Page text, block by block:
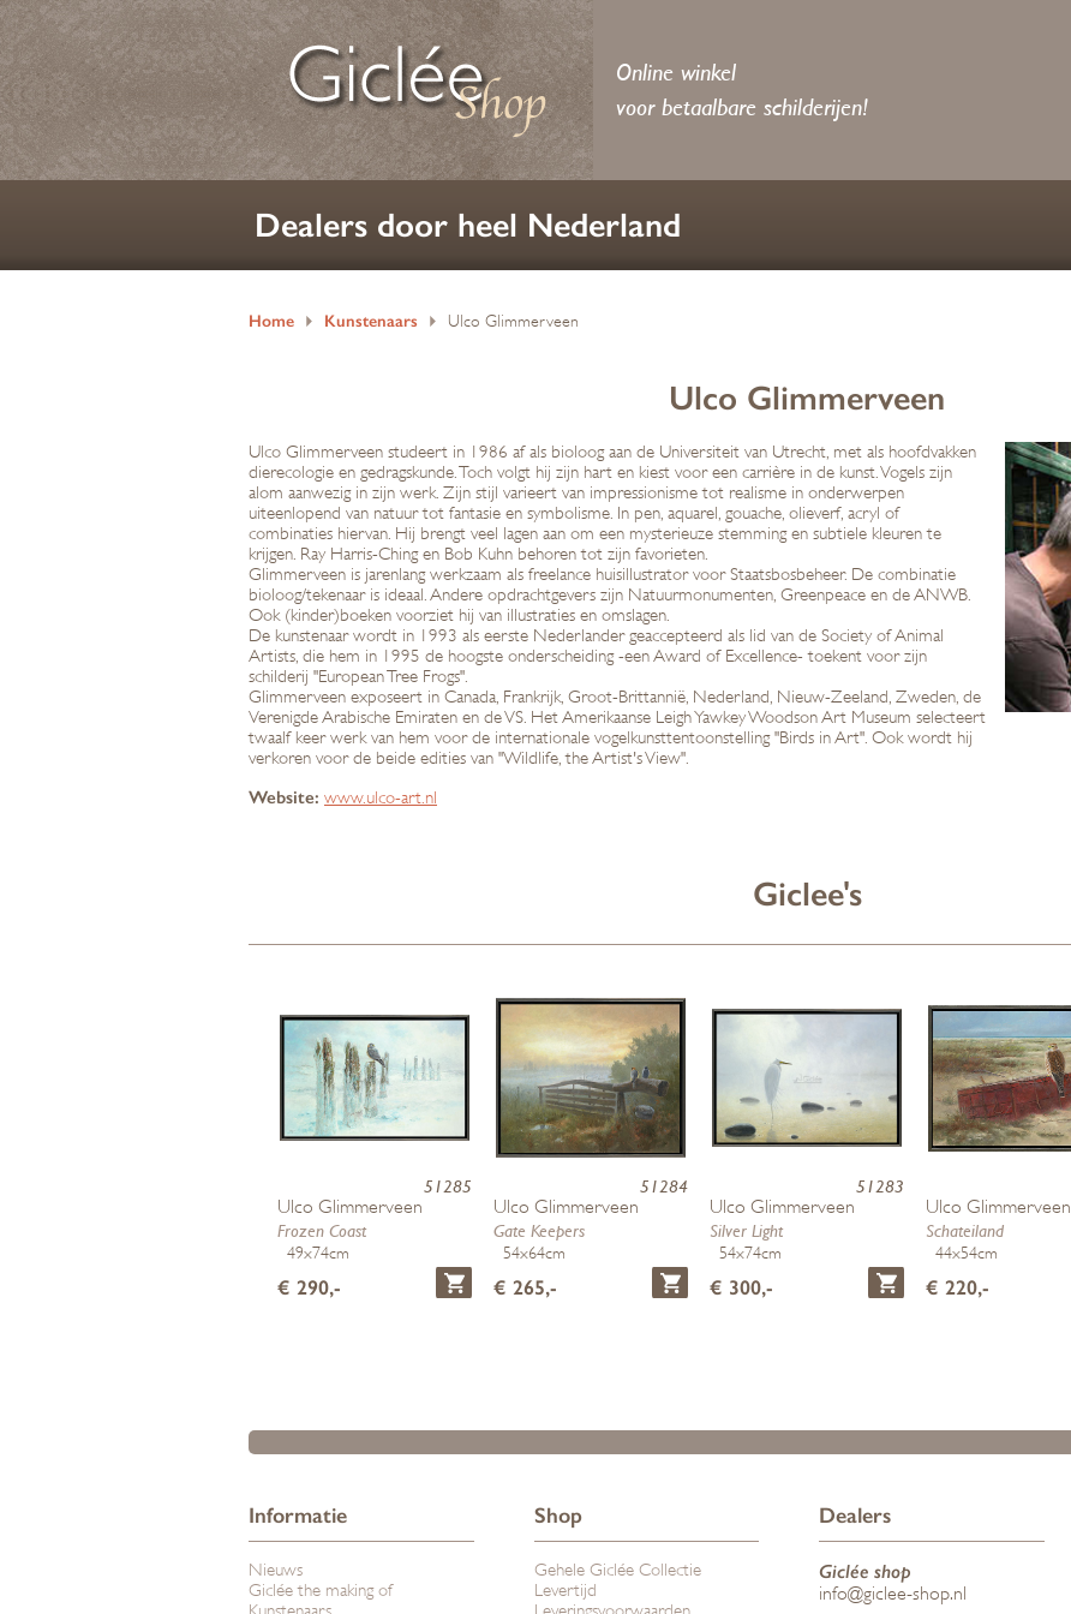
Online winkel
voor betaalbare schilderijen!
Dealers door heel Nederland
Home Kunstenaars Ulco Glimmerveen
Ulco Glimmerveen
Ulco Glimmerveen studeert in 1986 af als bioloog aan de Universiteit van Utrecht, met als hoofdvakken
dierecologie en gedragskunde. Toch volgt hij zijn hart en kiest voor een carrière in de kunst. Vogels zijn
alom aanwezig in zijn werk. Zijn stijl varieert van impressionisme tot realisme in onderwerpen
uiteenlopend van natuur tot fantasie en symbolisme. In pen, aquarel, gouache, olieverf, acryl of
combinaties hiervan. Hij brengt veel lagen aan om een mysterieuze stemming en subtiele kleuren te
krijgen. Ray Harris-Ching en Bob Kuhn behoren tot zijn favorieten.
Glimmerveen is jarenlang werkzaam als freelance huisillustrator voor Staatsbosbeheer. De combinatie
bioloog/tekenaar is ideaal. Andere opdrachtgevers zijn Natuurmonumenten, Greenpeace en de ANWB.
Ook (kinder)boeken voorziet hij van illustraties en omslagen.
De kunstenaar wordt in 1993 als eerste Nederlander geaccepteerd als lid van de Society of Animal
Artists, die hem in 1995 de hoogste onderscheiding -een Award of Excellence- toekent voor zijn
schilderij "European Tree Frogs".
Glimmerveen exposeert in Canada, Frankrijk, Groot-Brittannië, Nederland, Nieuw-Zeeland, Zweden, de
Verenigde Arabische Emiraten en de VS. Het Amerikaanse Leigh Yawkey Woodson Art Museum selecteert
twaalf keer werk van hem voor de internationale vogelkunsttentoonstelling "Birds in Art". Ook wordt hij
verkoren voor de beide edities van "Wildlife, the Artist's View".
Website: www.ulco-art.nl
Giclee's
51285
Ulco Glimmerveen
Frozen Coast
49x74cm
€ 290,-
51284
Ulco Glimmerveen
Gate Keepers
54x64cm
€ 265,-
51283
Ulco Glimmerveen
Silver Light
54x74cm
€ 300,-
Ulco Glimmerveen
Schateiland
44x54cm
€ 220,-
Informatie
Nieuws
Giclée the making of
Shop
Gehele Giclée Collectie
Levertijd
Dealers
Giclée shop
info@giclee-shop.nl